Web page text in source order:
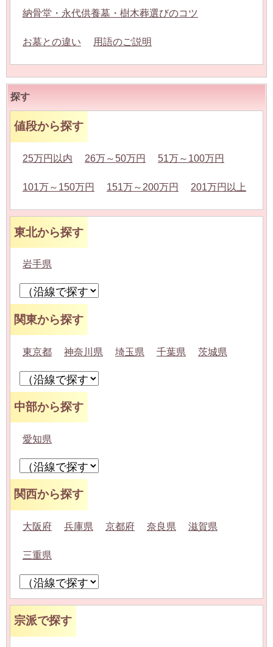
納骨堂・永代供養墓・樹木葬選びのコツ
お墓との違い 用語のご説明
探す
値段から探す
25万円以内 26万～50万円 51万～100万円
101万～150万円 151万～200万円 201万円以上
東北から探す
岩手県
関東から探す
東京都 神奈川県 埼玉県 千葉県 茨城県
中部から探す
愛知県
関西から探す
大阪府 兵庫県 京都府 奈良県 滋賀県
三重県
宗派で探す